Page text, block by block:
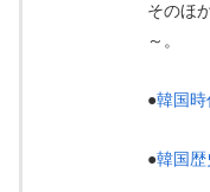
そのほ
～。
●韓国
●韓国歴